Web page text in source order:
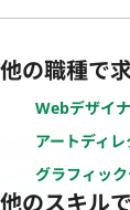
他の職種で
Webデザイ
アートディ
グラフィッ
他のスキル